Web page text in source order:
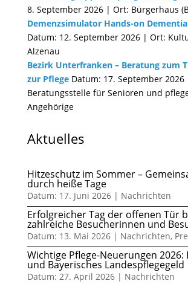
8. September 2026 | Ort: Bürgerhaus
Demenzsimulator Hands-on
Datum: 12. September 2026 | Ort:
Alzenau
Bezirk Unterfranken – Beratung zum
zur PflegeDatum: 17. September
Beratungsstelle für Senioren und
Angehörige
Aktuelles
Hitzeschutz im Sommer –
durch heiße Tage
Datum: 17. Juni 2026| Nachrichten
Erfolgreicher Tag der offenen Tür
zahlreiche Besucherinnen und
Datum: 13. Mai 2026| Nachrichten,
Wichtige Pflege-Neuerungen 2026:
und Bayerisches Landespflegegeld
Datum: 27. April 2026| Nachrichten